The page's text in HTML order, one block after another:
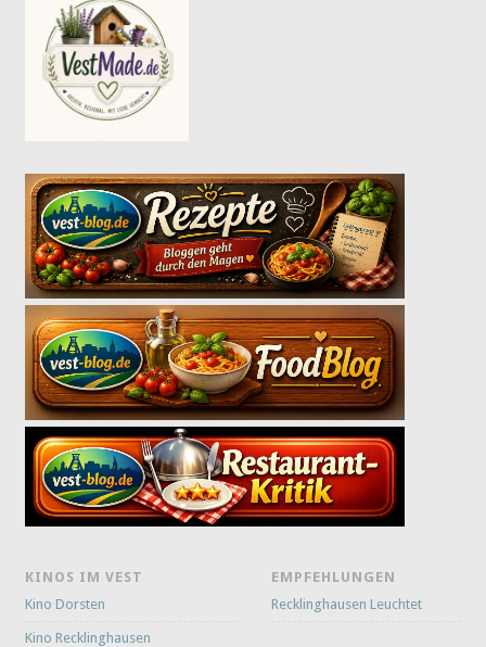
KINOS IM VEST
Kino Dorsten
Kino Recklinghausen
EMPFEHLUNGEN
Recklinghausen Leuchtet